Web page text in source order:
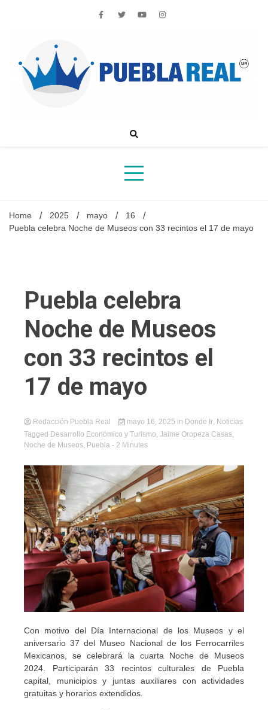
Noticias de actualidad de Puebla, México y el mundo
Home 2025 mayo
16
Puebla celebra Noche de Museos con 33 recintos el 17 de mayo
Puebla celebra
Noche de Museos
con 33 recintos el
17 de mayo
Redacción Puebla Real mayo 16, 2025 in Donde Ir, Noticias
Tagged Desarrollo Económico y Turismo, Jaime Oropeza Casas,
Noche de Museos, Puebla - 2 Minutes
Con motivo del Día Internacional de los Museos y el
aniversario 37 del Museo Nacional de los Ferrocarriles
Mexicanos, se celebrará la cuarta Noche de Museos
2024. Participarán 33 recintos culturales de Puebla
capital, municipios y juntas auxiliares con actividades
gratuitas y horarios extendidos.